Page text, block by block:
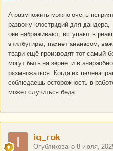
А размножить можно очень
развожу клостридий для
они набраживают, вступают в
этилбутират, пахнет ананасом,
твари ещё производят тот самый
могут быть на зерне и в
размножаться. Когда их
соблюдаешь осторожность в
может случиться беда.
ig_rok
Опубликовано 8 июля,